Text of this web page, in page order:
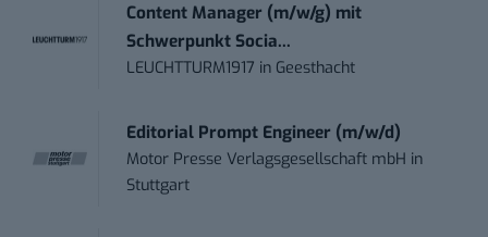
Content Manager (m/w/g) mit
Schwerpunkt Socia...
LEUCHTTURM1917 in Geesthacht
Editorial Prompt Engineer (m/w/d)
Motor Presse Verlagsgesellschaft mbH in
Stuttgart